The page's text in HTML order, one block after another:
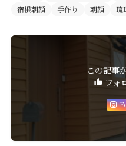
宿根朝顔
手作り 朝顔 琉
この記事
フォ